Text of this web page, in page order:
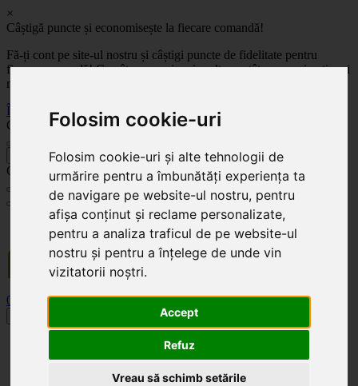
Folosim cookie-uri
Folosim cookie-uri și alte tehnologii de
urmărire pentru a îmbunătăți experiența ta
de navigare pe website-ul nostru, pentru
afișa conținut și reclame personalizate,
pentru a analiza traficul de pe website-ul
nostru și pentru a înțelege de unde vin
vizitatorii noștri.
Accept
Refuz
Vreau să schimb setările
×
Câștigă puncte și economisește la fiecare comandă!
Fă-ți cont pe site-ul nostru și câștigi puncte de fidelitate pentru
fiecare comandă! Cu cât comanzi mai mult, cu atât economisești mai
mult!
Înregistrează-te acum
Celoplast
Celoplast
Transportul este GRATUIT pentru comenzile mai mari de 350 Lei. Comanda minimă în
valoare de 100 Lei. Expediere în 1 - 2 zile lucrătoare.
0
Categorii